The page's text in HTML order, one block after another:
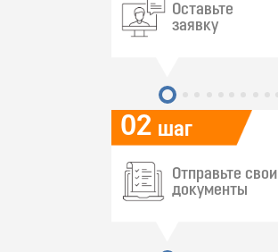
02
Оставьте
заявку
шаг
Отправьте свои
документы